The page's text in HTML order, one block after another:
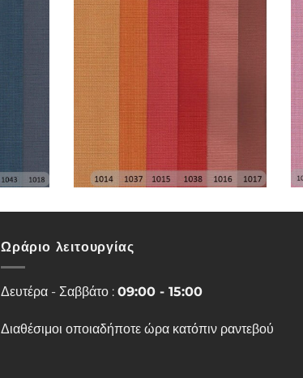
Ωράριο λειτουργίας
Δευτέρα - Σαββάτο : 09:00 - 15:00
Διαθέσιμοι οποιαδήποτε ώρα κατόπιν ραντεβού